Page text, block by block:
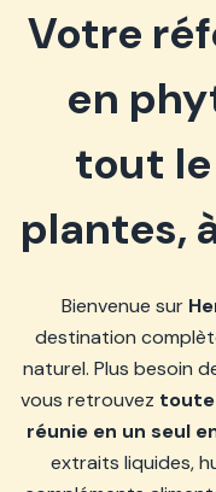
Votre
en
tout
plantes,
Bienvenue sur
destination
naturel. Plus besoin
vous retrouvez toute
réunie en un seul
extraits liquides,